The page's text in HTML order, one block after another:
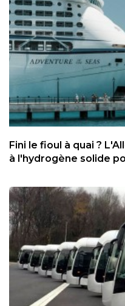
Fini le fioul à quai ?
à l'hydrogène solide